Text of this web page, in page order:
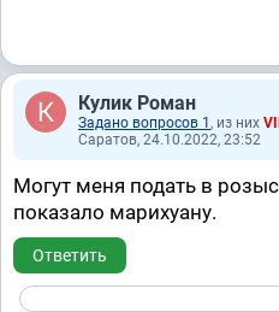
Кулик Роман
Задано вопросов 1 , из них
Саратов, 24.10.2022, 23:52
Могут меня подать в
показало марихуану.
Ответить